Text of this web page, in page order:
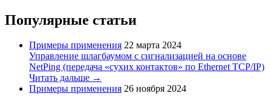
Популярные статьи
Примеры применения 22 марта 2024
Управление шлагбаумом с сигнализацией на основе
NetPing (передача «сухих контактов» по Ethernet TCP/IP)
Читать дальше →
Примеры применения 26 ноября 2024